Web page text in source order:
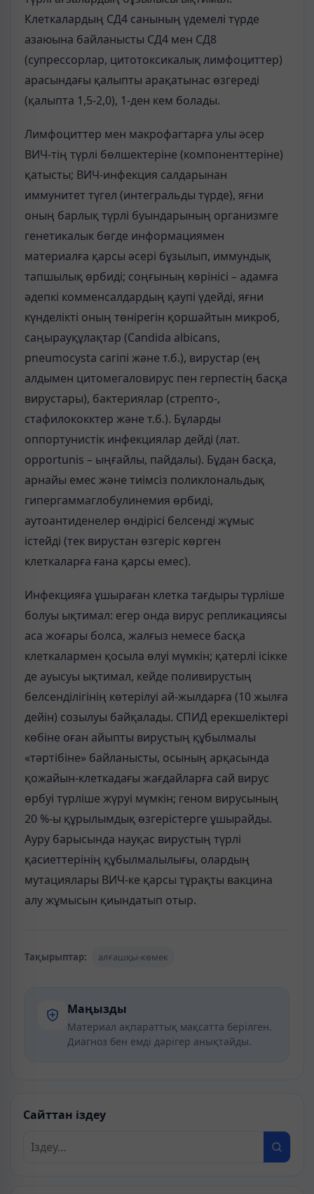
Клеткалардың СД4 санының үдемелі түрде
азаюына байланысты СД4 мен СД8
(супрессорлар, цитотоксикалық лимфоциттер)
арасындағы қалыпты арақатынас өзгереді
(қалыпта 1,5-2,0), 1-ден кем болады.
Лимфоциттер мен макрофагтарға улы әсер
ВИЧ-тің түрлі бөлшектеріне (компоненттеріне)
қатысты; ВИЧ-инфекция салдарынан
иммунитет түгел (интегральды түрде), яғни
оның барлық түрлі буындарының организмге
генетикалык бөгде информациямен
материалға қарсы әсері бұзылып, иммундық
тапшылық өрбиді; соңғының көрінісі – адамға
әдепкі комменсалдардың қаупі үдейді, яғни
күнделікті оның төнірегін қоршайтын микроб,
саңырауқұлақтар (Саndida аlbісаns,
рnеumocysta сагіпі және т.б.), вирустар (ең
алдымен цитомегаловирус пен герпестің басқа
вирустары), бактериялар (стрепто-,
стафилококктер және т.б.). Бұларды
оппортунистік инфекциялар дейді (лат.
орроrtunis – ыңғайлы, пайдалы). Бұдан басқа,
арнайы емес және тиімсіз поликлональдық
гипергаммаглобулинемия өрбиді,
аутоантиденелер өндірісі белсенді жұмыс
істейді (тек вирустан өзгеріс көрген
клеткаларға ғана қарсы емес).
Инфекцияға ұшыраған клетка тағдыры түрліше
болуы ықтимал: егер онда вирус репликациясы
аса жоғары болса, жалғыз немесе басқа
клеткалармен қосыла өлуі мүмкін; қатерлі ісікке
де ауысуы ықтимал, кейде поливирустың
белсенділігінің көтерілуі ай-жылдарға (10 жылға
дейін) созылуы байқалады. СПИД ерекшеліктері
көбіне оған айыпты вирустың құбылмалы
«тәртібіне» байланысты, осының арқасында
қожайын-клеткадағы жағдайларға сай вирус
өрбуі түрліше жүруі мүмкін; геном вирусының
20 %-ы құрылымдық өзгерістерге ұшырайды.
Ауру барысында науқас вирустың түрлі
қасиеттерінің құбылмалылығы, олардың
мутациялары ВИЧ-ке қарсы тұрақты вакцина
алу жұмысын қиындатып отыр.
Тақырыптар: алғашқы-көмек
Маңызды
Материал ақпараттық мақсатта берілген.
Диагноз бен емді дәрігер анықтайды.
Сайттан іздеу